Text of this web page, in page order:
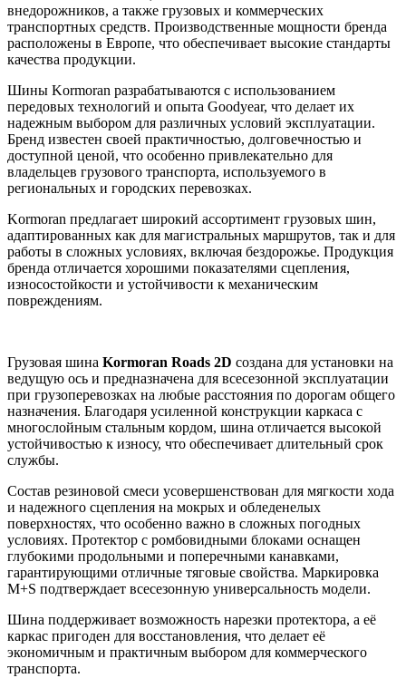
внедорожников, а также грузовых и коммерческих
транспортных средств. Производственные мощности бренда
расположены в Европе, что обеспечивает высокие стандарты
качества продукции.
Шины Kormoran разрабатываются с использованием
передовых технологий и опыта Goodyear, что делает их
надежным выбором для различных условий эксплуатации.
Бренд известен своей практичностью, долговечностью и
доступной ценой, что особенно привлекательно для
владельцев грузового транспорта, используемого в
региональных и городских перевозках.
Kormoran предлагает широкий ассортимент грузовых шин,
адаптированных как для магистральных маршрутов, так и для
работы в сложных условиях, включая бездорожье. Продукция
бренда отличается хорошими показателями сцепления,
износостойкости и устойчивости к механическим
повреждениям.
Грузовая шина Kormoran Roads 2D создана для установки на
ведущую ось и предназначена для всесезонной эксплуатации
при грузоперевозках на любые расстояния по дорогам общего
назначения. Благодаря усиленной конструкции каркаса с
многослойным стальным кордом, шина отличается высокой
устойчивостью к износу, что обеспечивает длительный срок
службы.
Состав резиновой смеси усовершенствован для мягкости хода
и надежного сцепления на мокрых и обледенелых
поверхностях, что особенно важно в сложных погодных
условиях. Протектор с ромбовидными блоками оснащен
глубокими продольными и поперечными канавками,
гарантирующими отличные тяговые свойства. Маркировка
M+S подтверждает всесезонную универсальность модели.
Шина поддерживает возможность нарезки протектора, а её
каркас пригоден для восстановления, что делает её
экономичным и практичным выбором для коммерческого
транспорта.